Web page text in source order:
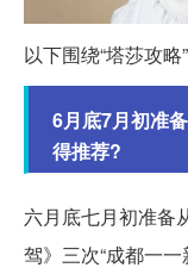
以下围绕“塔莎攻
6月底7月初准
得推荐?
六月底七月初准备
驾》三次“成都一